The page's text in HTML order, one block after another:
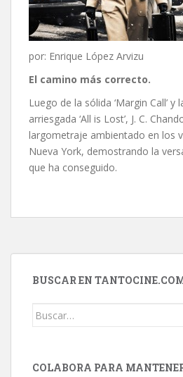
por: Enrique López Arvizu
El camino más correcto.
Luego de la sólida ‘Margin Call’ y
arriesgada ‘All is Lost’, J. C.
largometraje ambientado en los
Nueva York, demostrando la
que ha conseguido.
BUSCAR EN
Buscar:
COLABORA PARA